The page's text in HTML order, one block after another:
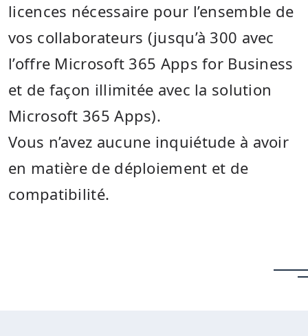
licences nécessaire pour l’ensemble de
vos collaborateurs (jusqu’à 300 avec
l’offre Microsoft 365 Apps for Business
et de façon illimitée avec la solution
Microsoft 365 Apps).
Vous n’avez aucune inquiétude à avoir
en matière de déploiement et de
compatibilité.